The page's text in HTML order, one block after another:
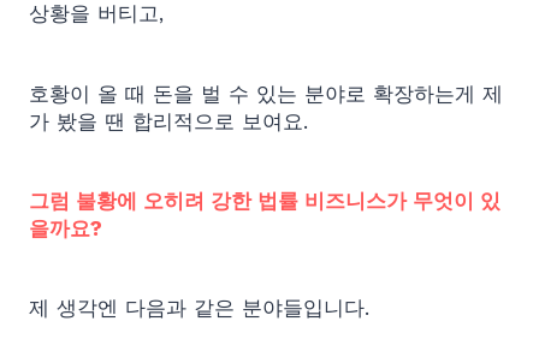
상황을 버티고,
호황이 올 때 돈을 벌 수 있는 분야로 확장하는게 제
가 봤을 땐 합리적으로 보여요.
그럼 불황에 오히려 강한 법률 비즈니스가 무엇이 있
을까요?
제 생각엔 다음과 같은 분야들입니다.